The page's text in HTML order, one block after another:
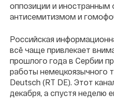
оппозиции и иностранным
антисемитизмом и
Российская
всё чаще привлекает
прошлого года в Сербии
работы немецкоязычного
Deutsch (RT DE). Этот
декабря, а спустя неделю